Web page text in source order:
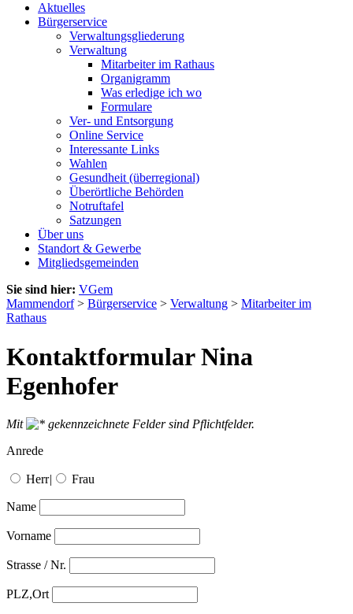
Aktuelles
Bürgerservice
Verwaltungsgliederung
Verwaltung
Mitarbeiter im Rathaus
Organigramm
Was erledige ich wo
Formulare
Ver- und Entsorgung
Online Service
Interessante Links
Wahlen
Gesundheit (überregional)
Überörtliche Behörden
Notruftafel
Satzungen
Über uns
Standort & Gewerbe
Mitgliedsgemeinden
Sie sind hier: VGem
Mammendorf> Bürgerservice > Verwaltung > Mitarbeiter im
Rathaus
Kontaktformular Nina
Egenhofer
Mit
gekennzeichnete Felder sind Pflichtfelder.
Anrede
Herr| Frau
Name
Vorname
Strasse / Nr.
PLZ,Ort